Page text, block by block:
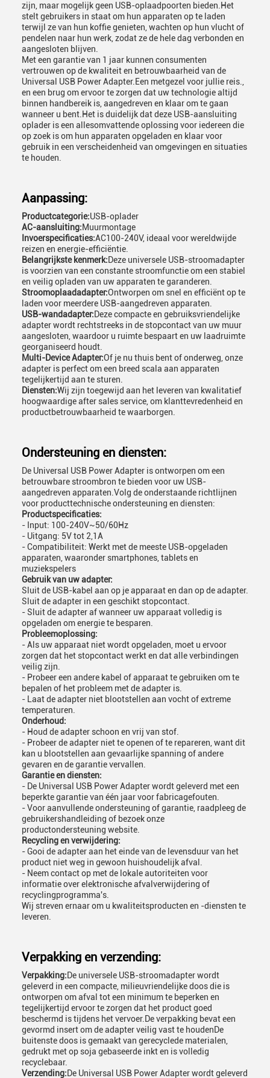
zijn, maar mogelijk geen USB-oplaadpoorten bieden.Het
stelt gebruikers in staat om hun apparaten op te laden
terwijl ze van hun koffie genieten, wachten op hun vlucht of
pendelen naar hun werk, zodat ze de hele dag verbonden en
aangesloten blijven.
Met een garantie van 1 jaar kunnen consumenten
vertrouwen op de kwaliteit en betrouwbaarheid van de
Universal USB Power Adapter.Een metgezel voor jullie reis.,
en een brug om ervoor te zorgen dat uw technologie altijd
binnen handbereik is, aangedreven en klaar om te gaan
wanneer u bent.Het is duidelijk dat deze USB-aansluiting
oplader is een allesomvattende oplossing voor iedereen die
op zoek is om hun apparaten opgeladen en klaar voor
gebruik in een verscheidenheid van omgevingen en situaties
te houden.
Aanpassing:
Productcategorie:USB-oplader
AC-aansluiting:Muurmontage
Invoerspecificaties:AC100-240V, ideaal voor wereldwijde
reizen en energie-efficiëntie.
Belangrijkste kenmerk:Deze universele USB-stroomadapter
is voorzien van een constante stroomfunctie om een stabiel
en veilig opladen van uw apparaten te garanderen.
Stroomoplaadadapter:Ontworpen om snel en efficiënt op te
laden voor meerdere USB-aangedreven apparaten.
USB-wandadapter:Deze compacte en gebruiksvriendelijke
adapter wordt rechtstreeks in de stopcontact van uw muur
aangesloten, waardoor u ruimte bespaart en uw laadruimte
georganiseerd houdt.
Multi-Device Adapter:Of je nu thuis bent of onderweg, onze
adapter is perfect om een breed scala aan apparaten
tegelijkertijd aan te sturen.
Diensten:Wij zijn toegewijd aan het leveren van kwalitatief
hoogwaardige after sales service, om klanttevredenheid en
productbetrouwbaarheid te waarborgen.
Ondersteuning en diensten:
De Universal USB Power Adapter is ontworpen om een
betrouwbare stroombron te bieden voor uw USB-
aangedreven apparaten.Volg de onderstaande richtlijnen
voor producttechnische ondersteuning en diensten:
Productspecificaties:
- Input: 100-240V~50/60Hz
- Uitgang: 5V tot 2,1A
- Compatibiliteit: Werkt met de meeste USB-opgeladen
apparaten, waaronder smartphones, tablets en
muziekspelers
Gebruik van uw adapter:
Sluit de USB-kabel aan op je apparaat en dan op de adapter.
Sluit de adapter in een geschikt stopcontact.
- Sluit de adapter af wanneer uw apparaat volledig is
opgeladen om energie te besparen.
Probleemoplossing:
- Als uw apparaat niet wordt opgeladen, moet u ervoor
zorgen dat het stopcontact werkt en dat alle verbindingen
veilig zijn.
- Probeer een andere kabel of apparaat te gebruiken om te
bepalen of het probleem met de adapter is.
- Laat de adapter niet blootstellen aan vocht of extreme
temperaturen.
Onderhoud:
- Houd de adapter schoon en vrij van stof.
- Probeer de adapter niet te openen of te repareren, want dit
kan u blootstellen aan gevaarlijke spanning of andere
gevaren en de garantie vervallen.
Garantie en diensten:
- De Universal USB Power Adapter wordt geleverd met een
beperkte garantie van één jaar voor fabricagefouten.
- Voor aanvullende ondersteuning of garantie, raadpleeg de
gebruikershandleiding of bezoek onze
productondersteuning website.
Recycling en verwijdering:
- Gooi de adapter aan het einde van de levensduur van het
product niet weg in gewoon huishoudelijk afval.
- Neem contact op met de lokale autoriteiten voor
informatie over elektronische afvalverwijdering of
recyclingprogramma's.
Wij streven ernaar om u kwaliteitsproducten en -diensten te
leveren.
Verpakking en verzending:
Verpakking:De universele USB-stroomadapter wordt
geleverd in een compacte, milieuvriendelijke doos die is
ontworpen om afval tot een minimum te beperken en
tegelijkertijd ervoor te zorgen dat het product goed
beschermd is tijdens het vervoer.De verpakking bevat een
gevormd insert om de adapter veilig vast te houdenDe
buitenste doos is gemaakt van gerecyclede materialen,
gedrukt met op soja gebaseerde inkt en is volledig
recyclebaar.
Verzending:De Universal USB Power Adapter wordt geleverd